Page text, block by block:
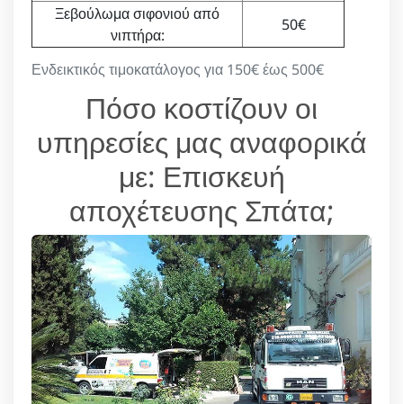
Ενδεικτικός τιμοκατάλογος για 150€ έως 500€
Ξεβούλωμα σιφονιού από
νιπτήρα:
50€
Πόσο κοστίζουν οι
υπηρεσίες μας αναφορικά
με: Επισκευή
αποχέτευσης Σπάτα;